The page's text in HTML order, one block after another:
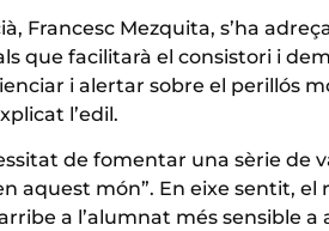
Francesc Mezquita, s’ha
que facilitarà el consistori i
i alertar sobre el perillós
l’edil.
de fomentar una sèrie de
aquest món”. En eixe sentit, el
a l’alumnat més sensible